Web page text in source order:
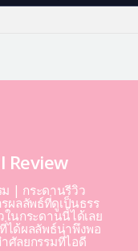
Review
| กระดานรีวิว
ผลลัพธ์ที่ดูเป็นธรร
นกระดานนี้ได้เลย
ได้ผลลัพธ์น่าพึงพอ
ศัลยกรรมที่ไอดี